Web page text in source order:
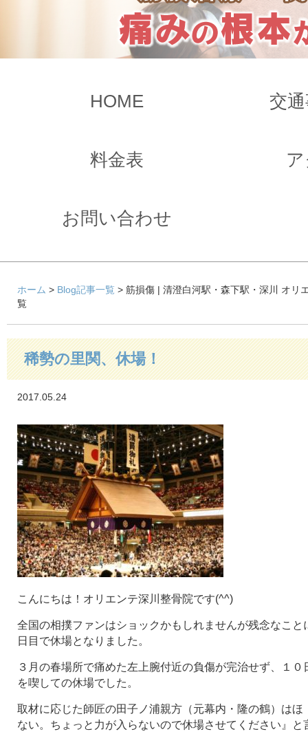
HOME 交
料金表
お問い合わせ
ホーム > Blog記事一覧 > 筋損傷 | 清澄白河駅・森下駅・深川 オリ
覧
稀勢の里関、休場！
2017.05.24
こんにちは！オリエンテ深川整骨院です(^^)
全国の相撲ファンはショックかもしれませんが残念なこと
日目で休場となりました。
３月の春場所で痛めた左上腕付近の負傷が完治せず、１
を喫しての休場でした。
取材に応じた師匠の田子ノ浦親方（元幕内・隆の鶴）はほ
ない。ちょっと力が入らないので休場させてください』と